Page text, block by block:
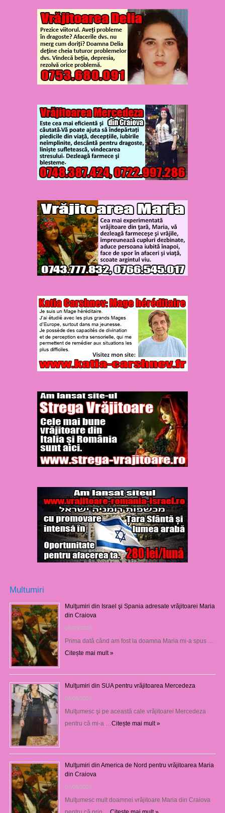
Multumiri
Mulţumiri din Israel şi Spania adresate vrăjitoarei Maria
din Craiova
08/08/2026
Prima dată când am fost la doamna Maria mi-a spus …
Citește mai mult »
Mulţumiri din SUA pentru vrăjitoarea Mercedeza
08/08/2026
Mulţumesc şi pe această cale vrăjitoarei Mercedeza
pentru că mi-a … Citește mai mult »
Mulţumiri din America de Nord pentru vrăjitoarea Maria
din Craiova
07/08/2026
Mulţumesc mult doamnei vrăjitoare Maria din Craiova